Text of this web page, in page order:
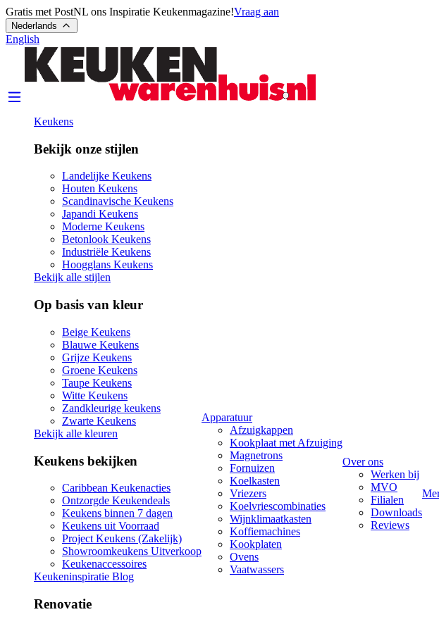
Gratis met PostNL ons Inspiratie Keukenmagazine!Vraag aan
Nederlands
English
Keukens
Bekijk onze stijlen
Landelijke Keukens
Houten Keukens
Scandinavische Keukens
Japandi Keukens
Moderne Keukens
Betonlook Keukens
Industriële Keukens
Hoogglans Keukens
Bekijk alle stijlen
Op basis van kleur
Beige Keukens
Blauwe Keukens
Grijze Keukens
Groene Keukens
Taupe Keukens
Witte Keukens
Zandkleurige keukens
Zwarte Keukens
Bekijk alle kleuren
Keukens bekijken
Caribbean Keukenacties
Ontzorgde Keukendeals
Keukens binnen 7 dagen
Keukens uit Voorraad
Project Keukens (Zakelijk)
Showroomkeukens Uitverkoop
Keukenaccessoires
Keukeninspiratie Blog
Renovatie
Apparatuur
Afzuigkappen
Kookplaat met Afzuiging
Magnetrons
Fornuizen
Koelkasten
Vriezers
Koelvriescombinaties
Wijnklimaatkasten
Koffiemachines
Kookplaten
Ovens
Vaatwassers
Over ons
Werken bij
MVO
Filialen
Downloads
Reviews